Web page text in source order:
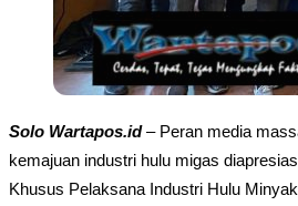
Solo Wartapos.id – Peran media
kemajuan industri hulu migas
Khusus Pelaksana Industri Hulu